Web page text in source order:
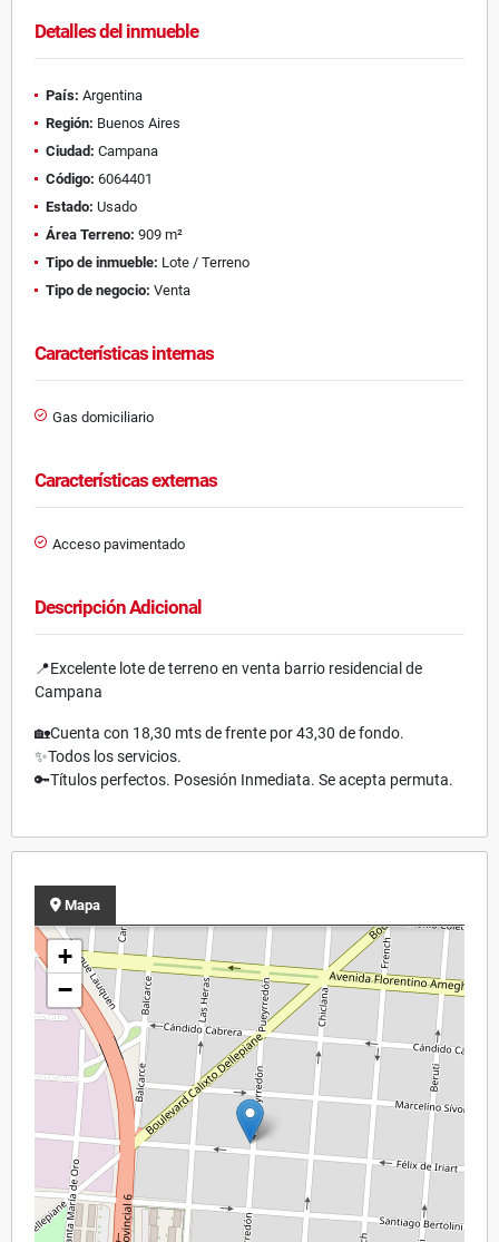
Detalles del inmueble
País: Argentina
Región: Buenos Aires
Ciudad: Campana
Código: 6064401
Estado: Usado
Área Terreno: 909 m²
Tipo de inmueble: Lote / Terreno
Tipo de negocio: Venta
Características internas
Gas domiciliario
Características externas
Acceso pavimentado
Descripción Adicional
📍Excelente lote de terreno en venta barrio residencial de
Campana
🏡Cuenta con 18,30 mts de frente por 43,30 de fondo.
✨Todos los servicios.
🔑Títulos perfectos. Posesión Inmediata. Se acepta permuta.
Mapa
+
−